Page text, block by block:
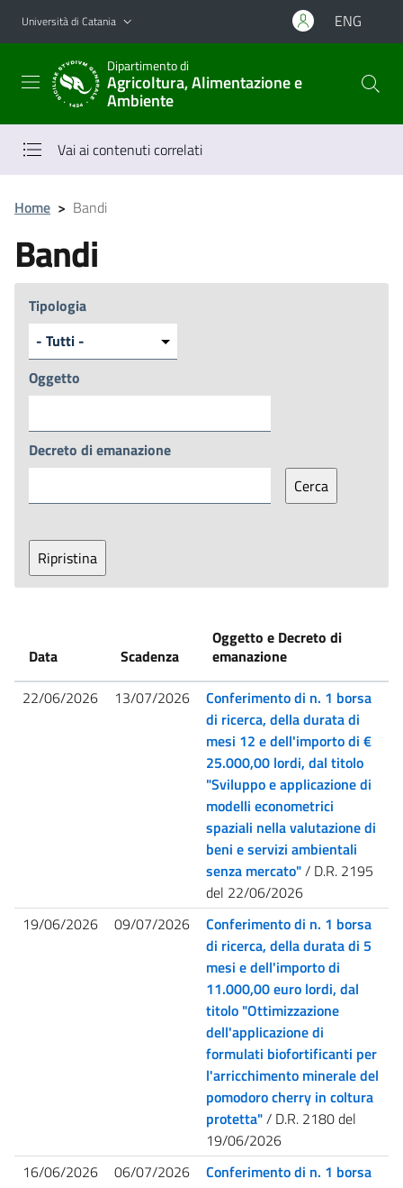
Vai al contenuto principale
Vai al menu di navigazione
Università di Catania ENG
Dipartimento di
Agricoltura, Alimentazione e
Ambiente
Vai ai contenuti correlati
Home > Bandi
Bandi
Tipologia
Oggetto
Decreto di emanazione
Data Scadenza
Oggetto e Decreto di
emanazione
22/06/2026
13/07/2026
Conferimento di n. 1 borsa
di ricerca, della durata di
mesi 12 e dell'importo di €
25.000,00 lordi, dal titolo
"Sviluppo e applicazione di
modelli econometrici
spaziali nella valutazione di
beni e servizi ambientali
senza mercato"/ D.R. 2195
del 22/06/2026
19/06/2026
09/07/2026
Conferimento di n. 1 borsa
di ricerca, della durata di 5
mesi e dell'importo di
11.000,00 euro lordi, dal
titolo "Ottimizzazione
dell'applicazione di
formulati biofortificanti per
l'arricchimento minerale del
pomodoro cherry in coltura
protetta"/ D.R. 2180 del
19/06/2026
16/06/2026
06/07/2026
Conferimento di n. 1 borsa